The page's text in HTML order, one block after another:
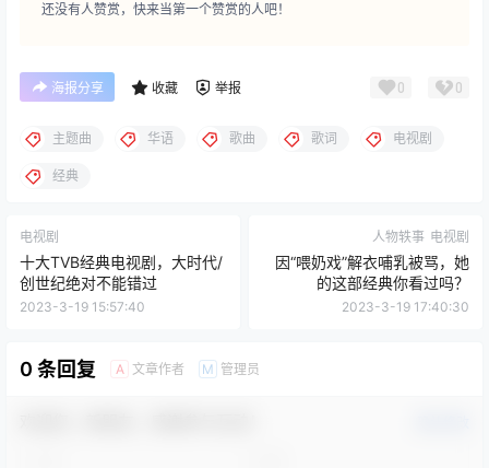
还没有人赞赏，快来当第一个赞赏的人吧！
海报分享 收藏 举报 0 0
主题曲 华语 歌曲 歌词 电视剧
经典
电视剧
十大TVB经典电视剧，大时代/
创世纪绝对不能错过
2023-3-19 15:57:40
人物轶事 电视剧
因“喂奶戏”解衣哺乳被骂，她
的这部经典你看过吗？
2023-3-19 17:40:30
0 条回复 A 文章作者 M 管理员